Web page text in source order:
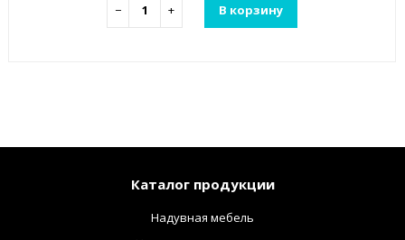
− + В корзину
Каталог продукции
Надувная мебель